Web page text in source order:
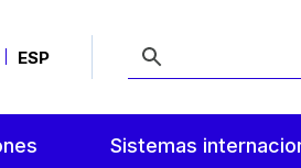
ESP
Sistemas